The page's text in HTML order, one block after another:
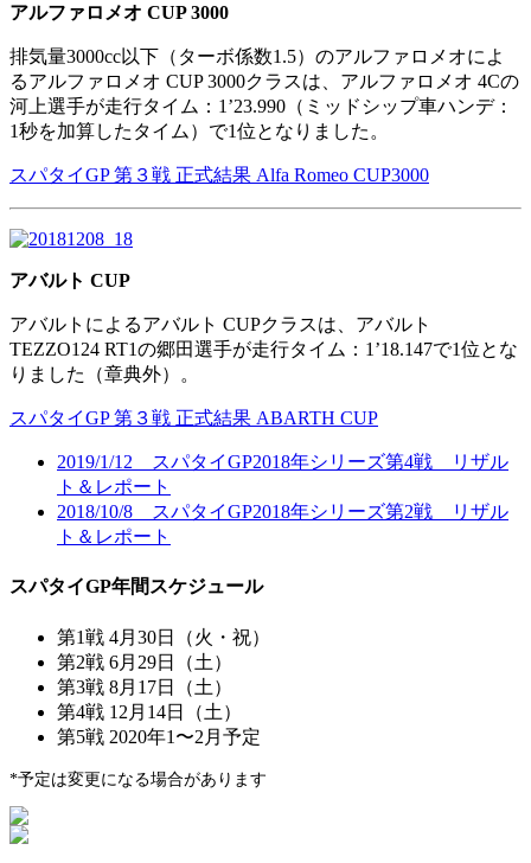
アルファロメオ CUP 3000
排気量3000cc以下（ターボ係数1.5）のアルファロメオによ
るアルファロメオ CUP 3000クラスは、アルファロメオ 4Cの
河上選手が走行タイム：1’23.990（ミッドシップ車ハンデ：
1秒を加算したタイム）で1位となりました。
スパタイGP 第３戦 正式結果 Alfa Romeo CUP3000
アバルト CUP
アバルトによるアバルト CUPクラスは、アバルト
TEZZO124 RT1の郷田選手が走行タイム：1’18.147で1位とな
りました（章典外）。
スパタイGP 第３戦 正式結果 ABARTH CUP
2019/1/12 スパタイGP2018年シリーズ第4戦 リザル
ト＆レポート
2018/10/8 スパタイGP2018年シリーズ第2戦 リザル
ト＆レポート
スパタイGP年間スケジュール
第1戦 4月30日（火・祝）
第2戦 6月29日（土）
第3戦 8月17日（土）
第4戦 12月14日（土）
第5戦 2020年1〜2月予定
*予定は変更になる場合があります